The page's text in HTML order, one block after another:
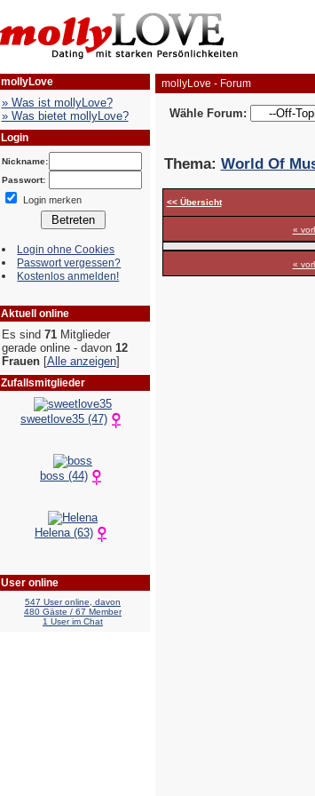
mollyLove
» Was ist mollyLove?
» Was bietet mollyLove?
Login
Nickname:
Passwort:
Login merken
Login ohne Cookies
Passwort vergessen?
Kostenlos anmelden!
Aktuell online
Es sind 71Mitglieder
gerade online - davon 12
Frauen[Alle anzeigen]
Zufallsmitglieder
sweetlove35 (47)
boss (44)
Helena (63)
User online
547 User online, davon
480 Gäste / 67 Member
1 User im Chat
mollyLove - Forum
Wähle Forum:
Thema: World Of
<< Übersicht
«
«